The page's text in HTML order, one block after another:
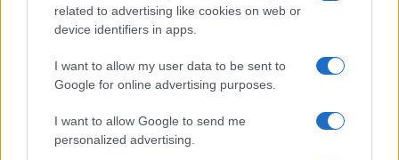
related to advertising like cookies on web or
device identifiers in apps.
I want to allow my user data to be sent to
Google for online advertising purposes.
I want to allow Google to send me
personalized advertising.
Disastri climatici 2026: incendi, alluvioni e caldo
estremo in Europa e oltre
Marco Tessari · 1 Ago 2026
PIÙ LETTI